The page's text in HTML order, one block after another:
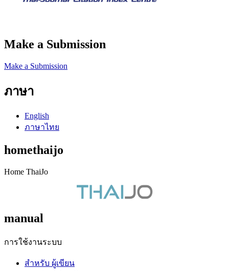
Make a Submission
Make a Submission
ภาษา
English
ภาษาไทย
homethaijo
Home ThaiJo
manual
การใช้งานระบบ
สำหรับ ผู้เขียน